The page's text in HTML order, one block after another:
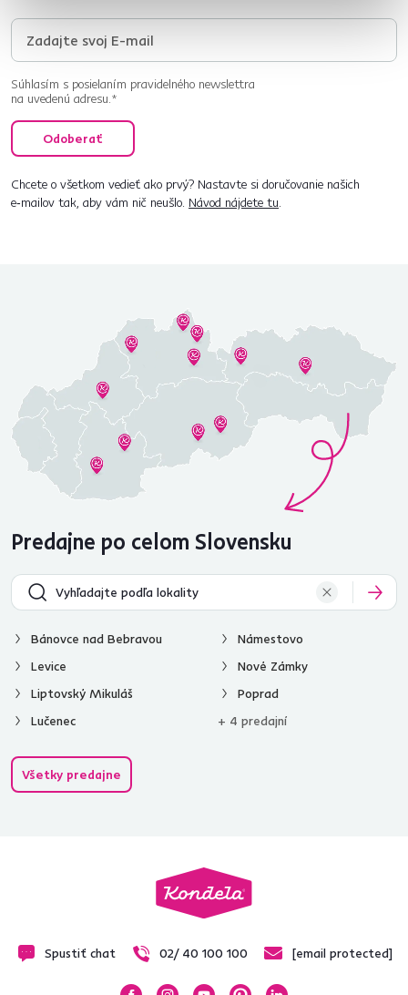
Súhlasím s posielaním pravidelného newslettra
na uvedenú adresu.*
Odoberať
Chcete o všetkom vedieť ako prvý? Nastavte si doručovanie našich
e‑mailov tak, aby vám nič neušlo. Návod nájdete tu.
Predajne po celom Slovensku
Bánovce nad Bebravou
Levice
Liptovský Mikuláš
Lučenec
Námestovo
Nové Zámky
Poprad
+ 4 predajní
Všetky predajne
Spustiť chat 02/ 40 100 100 [email protected]